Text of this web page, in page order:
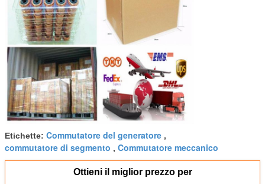
Etichette: Commutatore del generatore ,
commutatore di segmento , Commutatore meccanico
Ottieni il miglior prezzo per